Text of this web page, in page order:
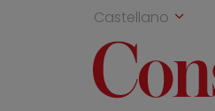
Castellano